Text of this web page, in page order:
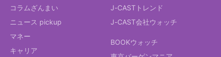
コラムざんまい
ニュース pickup
マネー
キャリア
J-CASTトレンド
J-CAST会社ウォッチ
BOOKウォッチ